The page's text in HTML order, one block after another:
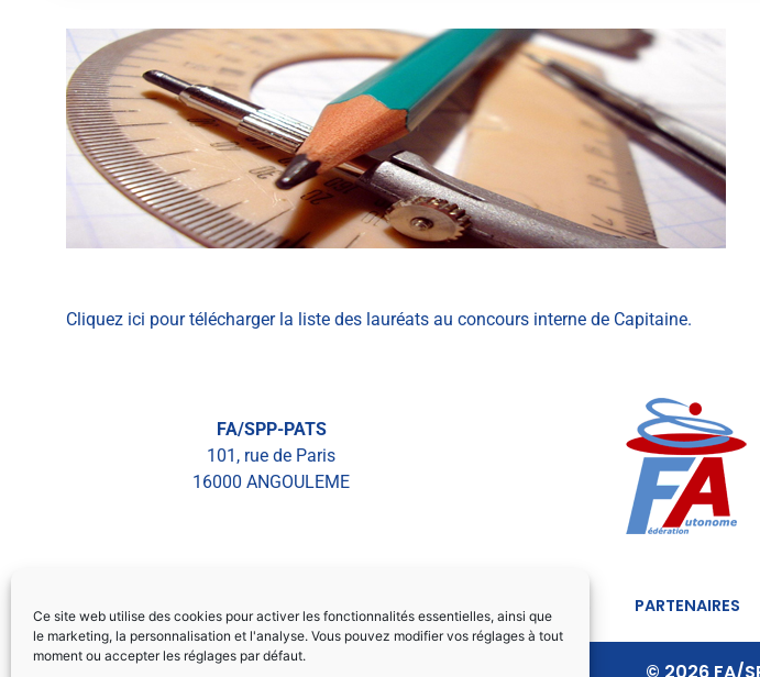
Ce site web utilise des cookies pour activer les fonctionnalités essentielles, ainsi que
le marketing, la personnalisation et l'analyse. Vous pouvez modifier vos réglages à tout
moment ou accepter les réglages par défaut.
Cliquez ici pour télécharger la liste des lauréats au concours interne de Capitaine.
FA/SPP-PATS
101, rue de Paris
16000 ANGOULEME
PARTENAIRES
© 2026 FA/